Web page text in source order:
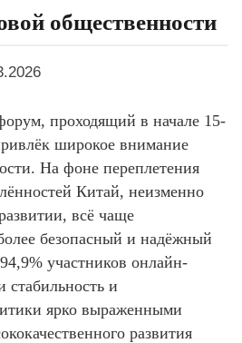
общественности
проходящий в начале 15-
широкое внимание
На фоне переплетения
Китай, неизменно
всё чаще
безопасный и надёжный
участников онлайн-
стабильность и
ярко выраженными
развития